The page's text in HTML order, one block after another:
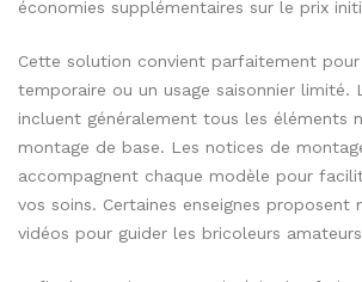
économies supplémentaires sur le prix
Cette solution convient parfaitement pour
temporaire ou un usage saisonnier limité.
incluent généralement tous les éléments
montage de base. Les notices de
accompagnent chaque modèle pour
vos soins. Certaines enseignes proposent
vidéos pour guider les bricoleurs